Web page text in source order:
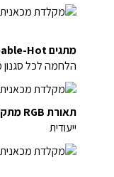
מתגים Swappable-Hot
הלחמה לכל
תאורת RGB מתקדמת
ייעודית